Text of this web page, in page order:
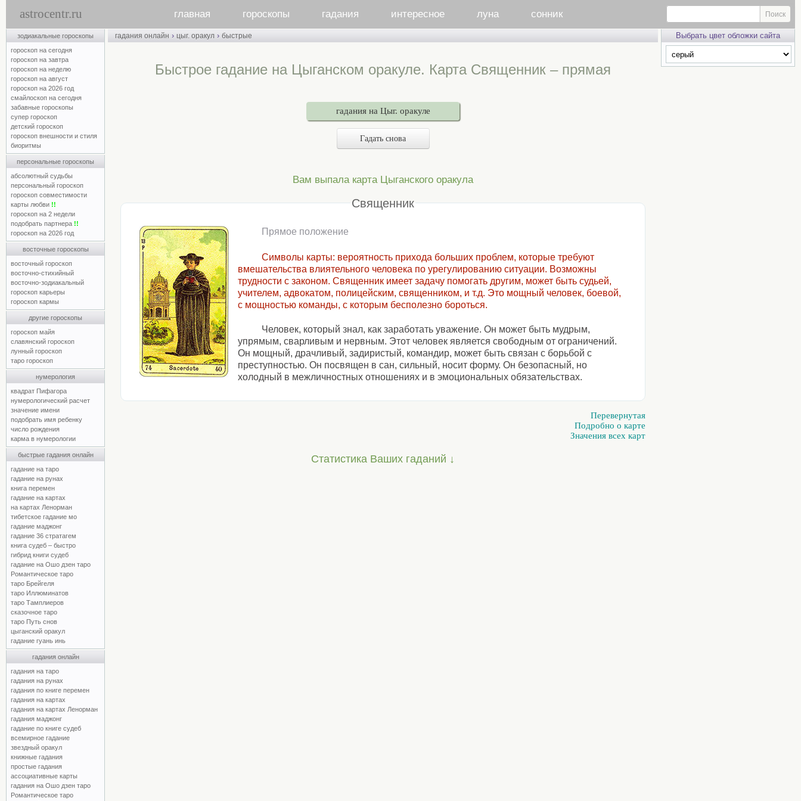
astrocentr.ru главная гороскопы гадания интересное луна сонник
зодиакальные гороскопы
гороскоп на сегодня
гороскоп на завтра
гороскоп на неделю
гороскоп на август
гороскоп на 2026 год
смайлоскоп на сегодня
забавные гороскопы
супер гороскоп
детский гороскоп
гороскоп внешности и стиля
биоритмы
персональные гороскопы
абсолютный судьбы
персональный гороскоп
гороскоп совместимости
карты любви !!
гороскоп на 2 недели
подобрать партнера !!
гороскоп на 2026 год
восточные гороскопы
восточный гороскоп
восточно-стихийный
восточно-зодиакальный
гороскоп карьеры
гороскоп кармы
другие гороскопы
гороскоп майя
славянский гороскоп
лунный гороскоп
таро гороскоп
нумерология
квадрат Пифагора
нумерологический расчет
значение имени
подобрать имя ребенку
число рождения
карма в нумерологии
быстрые гадания онлайн
гадание на таро
гадание на рунах
книга перемен
гадание на картах
на картах Ленорман
тибетское гадание мо
гадание маджонг
гадание 36 стратагем
книга судеб – быстро
гибрид книги судеб
гадание на Ошо дзен таро
Романтическое таро
таро Брейгеля
таро Иллюминатов
таро Тамплиеров
сказочное таро
таро Путь снов
цыганский оракул
гадание гуань инь
гадания онлайн
гадания на таро
гадания на рунах
гадания по книге перемен
гадания на картах
гадания на картах Ленорман
гадания маджонг
гадание по книге судеб
всемирное гадание
звездный оракул
книжные гадания
простые гадания
ассоциативные карты
гадания на Ошо дзен таро
Романтическое таро
гадания онлайн › цыг. оракул › быстрые
Быстрое гадание на Цыганском оракуле. Карта Священник – прямая
гадания на Цыг. оракуле
Гадать снова
Вам выпала карта Цыганского оракула
Священник
Прямое положение
Символы карты: вероятность прихода больших проблем, которые требуют
вмешательства влиятельного человека по урегулированию ситуации. Возможны
трудности с законом. Священник имеет задачу помогать другим, может быть судьей,
учителем, адвокатом, полицейским, священником, и т.д. Это мощный человек, боевой,
с мощностью команды, с которым бесполезно бороться.
Человек, который знал, как заработать уважение. Он может быть мудрым,
упрямым, сварливым и нервным. Этот человек является свободным от ограничений.
Он мощный, драчливый, задиристый, командир, может быть связан с борьбой с
преступностью. Он посвящен в сан, сильный, носит форму. Он безопасный, но
холодный в межличностных отношениях и в эмоциональных обязательствах.
Перевернутая
Подробно о карте
Значения всех карт
Статистика Ваших гаданий ↓
Выбрать цвет обложки сайта